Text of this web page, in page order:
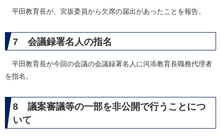
平田教育長が、宮坂委員から欠席の届出があったことを報告。
7 会議録署名人の指名
平田教育長が今回の会議の会議録署名人に河添教育長職務代理者
を指名。
8 議案審議等の一部を非公開で行うことにつ
いて